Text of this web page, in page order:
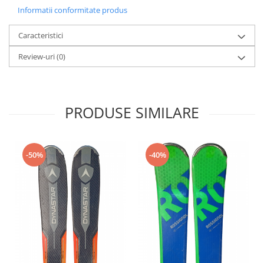
Informatii conformitate produs
Caracteristici
Review-uri(0)
PRODUSE SIMILARE
-50% -40%